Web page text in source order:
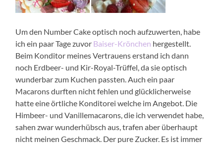
Um den Number Cake optisch noch aufzuwerten, habe
ich ein paar Tage zuvor Baiser-Krönchen hergestellt.
Beim Konditor meines Vertrauens erstand ich dann
noch Erdbeer- und Kir-Royal-Trüffel, da sie optisch
wunderbar zum Kuchen passten. Auch ein paar
Macarons durften nicht fehlen und glücklicherweise
hatte eine örtliche Konditorei welche im Angebot. Die
Himbeer- und Vanillemacarons, die ich verwendet habe,
sahen zwar wunderhübsch aus, trafen aber überhaupt
nicht meinen Geschmack. Der pure Zucker. Es ist immer